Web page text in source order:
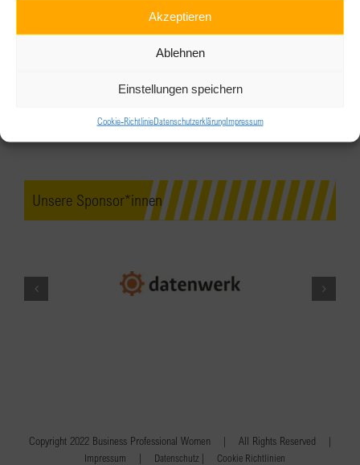
Akzeptieren
Ablehnen
Einstellungen speichern
Cookie-RichtlinieDatenschutzerklärungImpressum
Unsere Sponsor*innen
Copyright 2022 Business Professional Women | All Rights Reserved |
Impressum | Datenschutz | Cookie Richtlinien